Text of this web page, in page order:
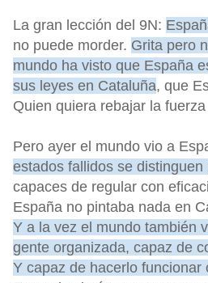
La gran lección del 9N:
no puede morder. Grita pero
mundo ha visto que España
sus leyes en Cataluña, que
Quien quiera rebajar la
Pero ayer el mundo vio a
estados fallidos se
capaces de regular con
España no pintaba nada en
Y a la vez el mundo también
gente organizada, capaz de
Y capaz de hacerlo